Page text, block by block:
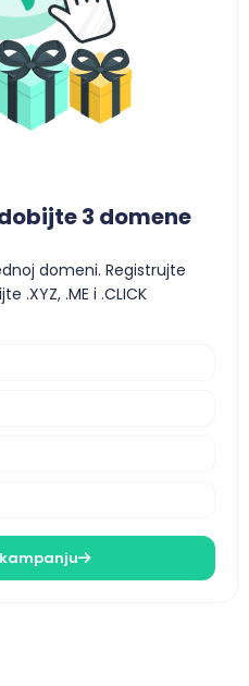
3 domene
domeni. Registrujte
.XYZ, .ME i .CLICK